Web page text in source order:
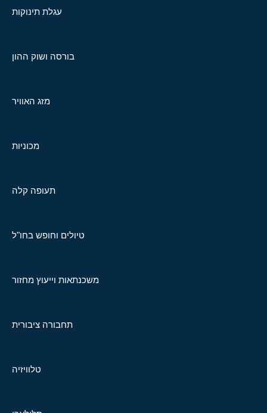
עגלת תינוקות
בורסה ושוק ההון
מזג האוויר
מכוניות
תעופה קלה
טיולים וחופש בחו"ל
משכנתאות וייעוץ מחזור
תחבורה ציבורית
טלוויזיה